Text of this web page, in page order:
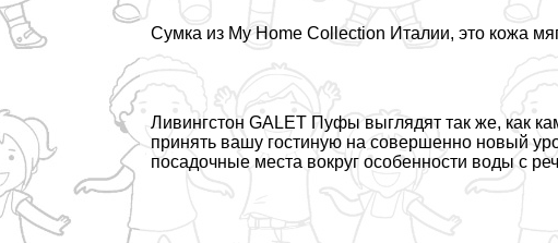
Сумка из My Home Collection Италии, это кожа
Ливингстон GALET Пуфы выглядят так же, как
принять вашу гостиную на совершенно новый
посадочные места вокруг особенности воды с